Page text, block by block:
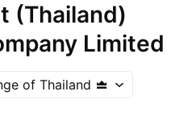
(Thailand)
Limited
of Thailand